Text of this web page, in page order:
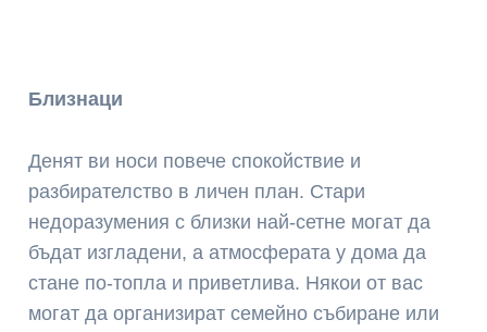
Близнаци
Денят ви носи повече спокойствие и
разбирателство в личен план. Стари
недоразумения с близки най-сетне могат да
бъдат изгладени, а атмосферата у дома да
стане по-топла и приветлива. Някои от вас
могат да организират семейно събиране или